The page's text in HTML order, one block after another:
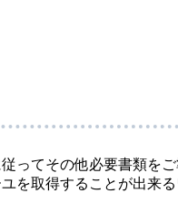
ってその他必要書類を
を取得することが出来